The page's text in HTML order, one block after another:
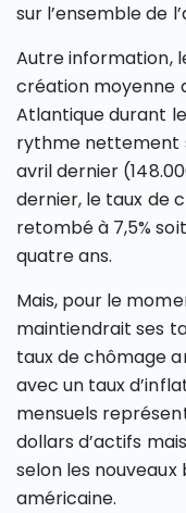
sur l’ensemble de
Autre information,
création moyenne
Atlantique durant
rythme nettement
avril dernier
dernier, le taux de
retombé à 7,5%
quatre ans.
Mais, pour le
maintiendrait ses
taux de chômage
avec un taux
mensuels
dollars d’actifs
selon les nouveaux
américaine.